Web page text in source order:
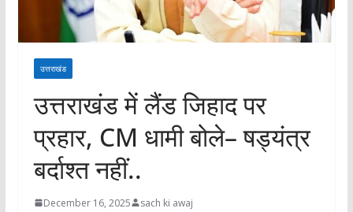
उत्तराखंड
उत्तराखंड में लैंड जिहाद पर
प्रहार, CM धामी बोले– षड्यंत्र
बर्दाश्त नहीं..
December 16, 2025 sach ki awaj